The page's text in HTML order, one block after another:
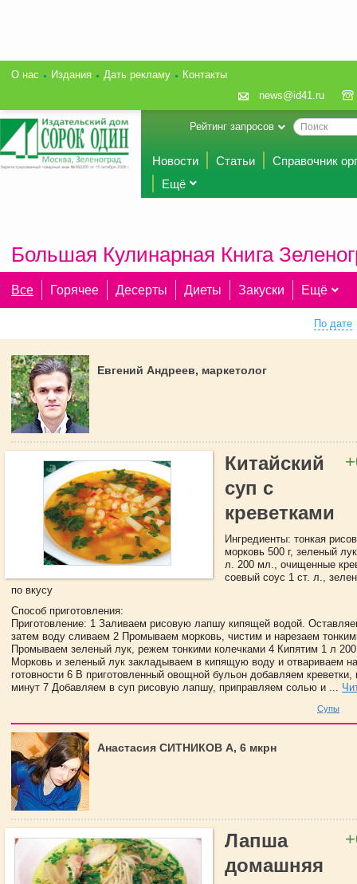
О нас Издания Дать рекламу
Контакты
news@id41.ru
Рейтинг запросов
Новости Статьи
Справочник
Ещё
Большая Кулинарная Книга
Все Горячее Десерты Диеты Закуски Ещё
По дате
Евгений Андреев, маркетолог
Китайский
суп с
креветками
Ингредиенты: тонкая
морковь 500 г, зеленый
л. 200 мл., очищенные
соевый соус 1 ст. л.,
по вкусу
Способ приготовления:
Приготовление: 1 Заливаем рисовую лапшу кипящей водой.
затем воду сливаем 2 Промываем морковь, чистим и нарезаем
Промываем зеленый лук, режем тонкими колечками 4 Кипятим 1 л
Морковь и зеленый лук закладываем в кипящую воду и отвариваем
готовности 6 В приготовленный овощной бульон добавляем
минут 7 Добавляем в суп рисовую лапшу, приправляем солью и ...
Супы
Анастасия СИТНИКОВ А, 6 мкрн
Лапша
домашняя